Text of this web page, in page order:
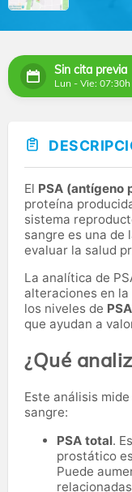
Sin cita previa
Lun - Vie:
El PSA (antígeno
proteína
sistema
sangre es una de
evaluar la salud
La analítica de
alteraciones en
los niveles de
que ayudan a
¿Qué
Este análisis
sangre:
PSA total.
prostático
Puede